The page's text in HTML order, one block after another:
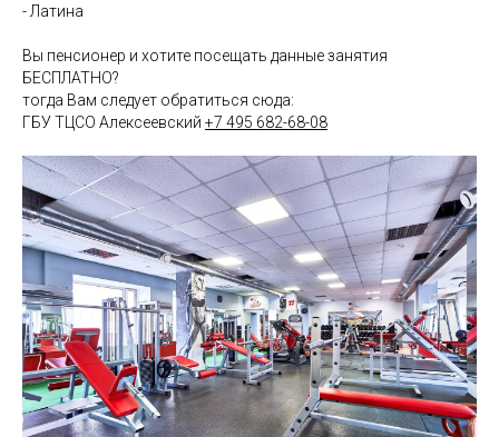
- Латина
Вы пенсионер и хотите посещать данные занятия
БЕСПЛАТНО?
тогда Вам следует обратиться сюда:
ГБУ ТЦСО Алексеевский +7 495 682-68-08